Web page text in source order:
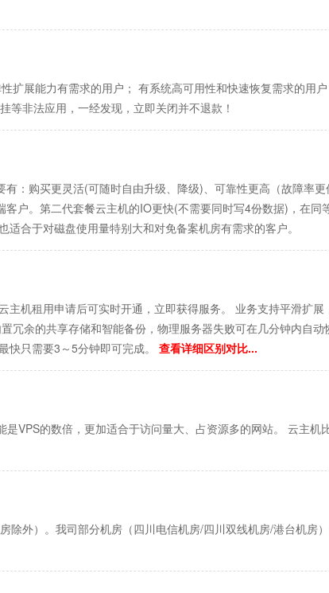
扩展能力有需求的用户； 有系统高可用性和快速恢复需求的用
等非法应用，一经发现，立即关闭并不退款！
：购买更灵活(可随时自由升级、降级)、可靠性更高（故障率
户。第二代套餐云主机的IO更快(不需要同时写4份数据)，在同
合于对磁盘使用量特别大和对免备案机房有需求的客户。
机租用申请后可实时开通，立即获得服务。 业务支持平滑扩
冗余的共享存储和智能备份，物理服务器失败可在几分钟内自
快只需要3～5分钟即可完成。 查看详细区别对比...
VPS的数倍，更加适合于访问量大、占资源多的网站。 云主机
外）。我司部分机房（四川电信机房/四川双线机房/港台机房